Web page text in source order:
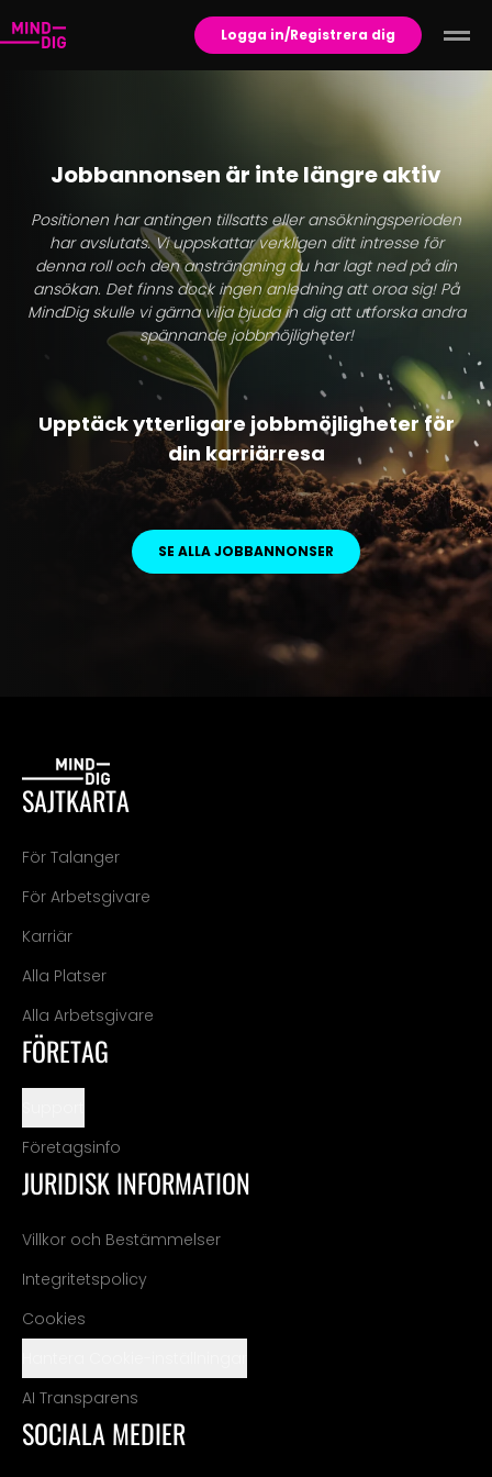
Logga in/Registrera dig
Jobbannonsen är inte längre aktiv
Positionen har antingen tillsatts eller ansökningsperioden
har avslutats. Vi uppskattar verkligen ditt intresse för
denna roll och den ansträngning du har lagt ned på din
ansökan. Det finns dock ingen anledning att oroa sig! På
MindDig skulle vi gärna vilja bjuda in dig att utforska andra
spännande jobbmöjligheter!
Upptäck ytterligare jobbmöjligheter för
din karriärresa
SE ALLA JOBBANNONSER
SAJTKARTA
För Talanger
För Arbetsgivare
Karriär
Alla Platser
Alla Arbetsgivare
FÖRETAG
Företagsinfo
JURIDISK INFORMATION
Villkor och Bestämmelser
Integritetspolicy
Cookies
AI Transparens
SOCIALA MEDIER